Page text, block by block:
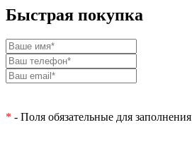
Быстрая покупка
* - Поля обязательные для заполнения